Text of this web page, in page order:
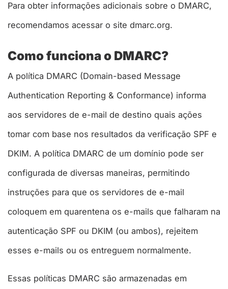
Para obter informações adicionais sobre o DMARC,
recomendamos acessar o site dmarc.org.
Como funciona o DMARC?
A política DMARC (Domain-based Message
Authentication Reporting & Conformance) informa
aos servidores de e-mail de destino quais ações
tomar com base nos resultados da verificação SPF e
DKIM. A política DMARC de um domínio pode ser
configurada de diversas maneiras, permitindo
instruções para que os servidores de e-mail
coloquem em quarentena os e-mails que falharam na
autenticação SPF ou DKIM (ou ambos), rejeitem
esses e-mails ou os entreguem normalmente.
Essas políticas DMARC são armazenadas em